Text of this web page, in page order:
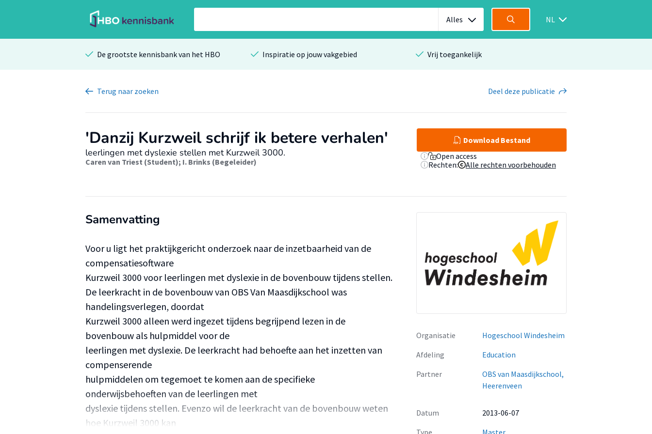
Alles NL
De grootste kennisbank van het HBO Inspiratie op jouw vakgebied Vrij toegankelijk
Terug naar zoeken Deel deze publicatie
'Danzij Kurzweil schrijf ik betere verhalen'
leerlingen met dyslexie stellen met Kurzweil 3000.
Caren van Triest (Student); I. Brinks (Begeleider)
Download Bestand
Open access
Rechten:
Alle rechten voorbehouden
Samenvatting
Voor u ligt het praktijkgericht onderzoek naar de inzetbaarheid van de
compensatiesoftware
Kurzweil 3000 voor leerlingen met dyslexie in de bovenbouw tijdens stellen.
De leerkracht in de bovenbouw van OBS Van Maasdijkschool was
handelingsverlegen, doordat
Kurzweil 3000 alleen werd ingezet tijdens begrijpend lezen in de
bovenbouw als hulpmiddel voor de
leerlingen met dyslexie. De leerkracht had behoefte aan het inzetten van
compenserende
hulpmiddelen om tegemoet te komen aan de specifieke
onderwijsbehoeften van de leerlingen met
dyslexie tijdens stellen. Evenzo wil de leerkracht van de bovenbouw weten
hoe Kurzweil 3000 kan
Organisatie
Hogeschool Windesheim
Afdeling
Education
Partner
OBS van Maasdijkschool,
Heerenveen
Datum
2013-06-07